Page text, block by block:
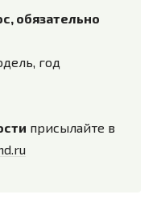
обязательно
год
присылайте в